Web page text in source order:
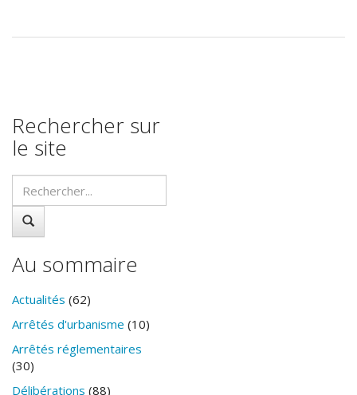
Rechercher sur
le site
Au sommaire
Actualités (62)
Arrêtés d'urbanisme (10)
Arrêtés réglementaires
(30)
Délibérations (88)